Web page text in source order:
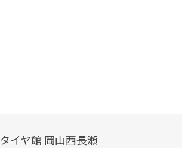
タイヤ館 岡山西長瀬